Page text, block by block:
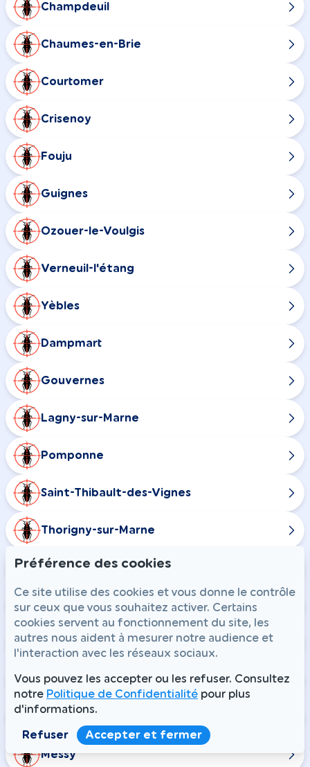
Champdeuil
Chaumes-en-Brie
Courtomer
Crisenoy
Fouju
Guignes
Ozouer-le-Voulgis
Verneuil-l'étang
Yèbles
Dampmart
Gouvernes
Lagny-sur-Marne
Pomponne
Saint-Thibault-des-Vignes
Thorigny-sur-Marne
Annet-sur-Marne
Charny
Claye-Souilly
Fresnes-sur-Marne
Messy
Préférence des cookies
Ce site utilise des cookies et vous donne le contrôle
sur ceux que vous souhaitez activer. Certains
cookies servent au fonctionnement du site, les
autres nous aident à mesurer notre audience et
l'interaction avec les réseaux sociaux.
Vous pouvez les accepter ou les refuser. Consultez
notre Politique de Confidentialité pour plus
d'informations.
Refuser Accepter et fermer